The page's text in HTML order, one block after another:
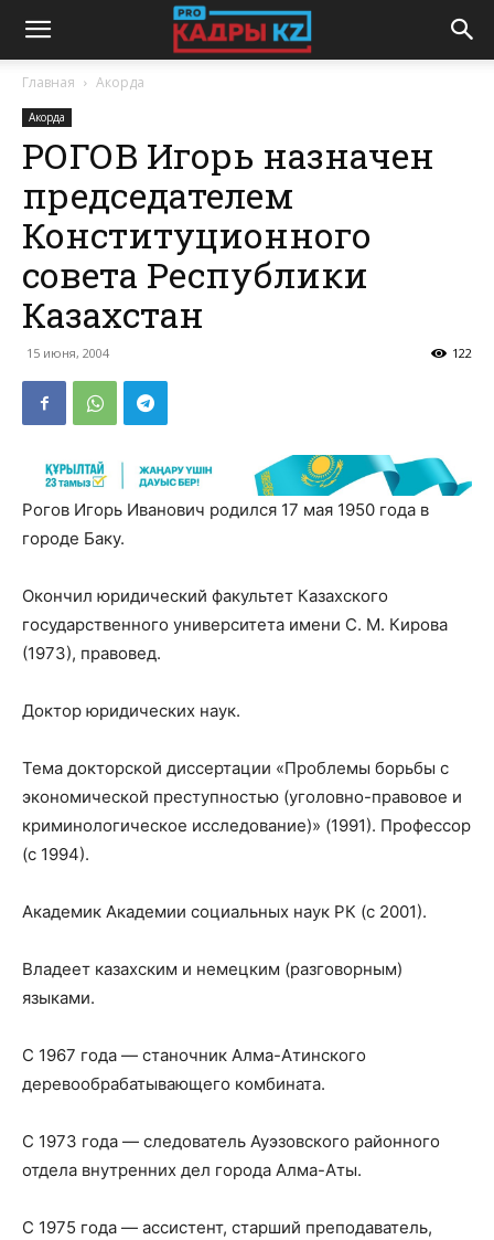
Главная Акорда
Акорда
РОГОВ Игорь назначен
председателем
Конституционного
совета Республики
Казахстан
15 июня, 2004 122
Рогов Игорь Иванович родился 17 мая 1950 года в
городе Баку.
Окончил юридический факультет Казахского
государственного университета имени С. М. Кирова
(1973), правовед.
Доктор юридических наук.
Тема докторской диссертации «Проблемы борьбы с
экономической преступностью (уголовно-правовое и
криминологическое исследование)» (1991). Профессор
(с 1994).
Академик Академии социальных наук РК (с 2001).
Владеет казахским и немецким (разговорным)
языками.
С 1967 года — станочник Алма-Атинского
деревообрабатывающего комбината.
С 1973 года — следователь Ауэзовского районного
отдела внутренних дел города Алма-Аты.
С 1975 года — ассистент, старший преподаватель,